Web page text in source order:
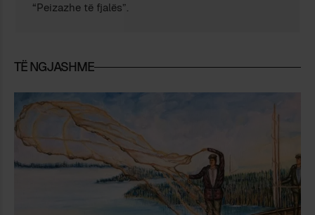
“Peizazhe të fjalës”.
TË NGJASHME